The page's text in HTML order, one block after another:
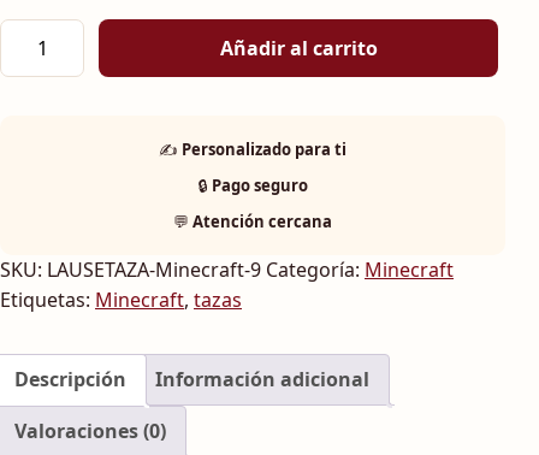
Taza Minecraft 9 cantidad
Añadir al carrito
✍️ Personalizado para ti
🔒 Pago seguro
💬 Atención cercana
SKU: LAUSETAZA-Minecraft-9 Categoría: Minecraft
Etiquetas: Minecraft, tazas
Descripción
Información adicional
Valoraciones (0)